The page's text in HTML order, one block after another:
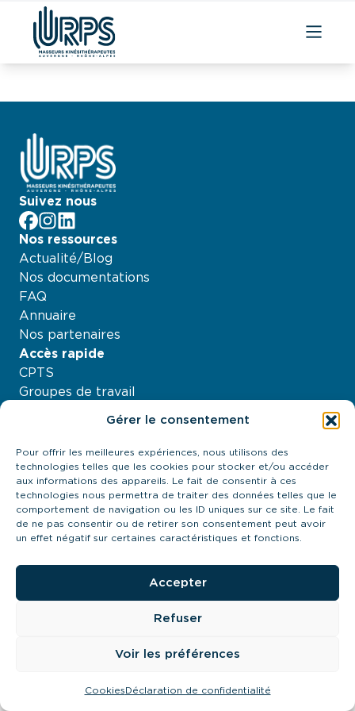
Gérer le consentement
Pour offrir les meilleures expériences, nous utilisons des
technologies telles que les cookies pour stocker et/ou accéder
aux informations des appareils. Le fait de consentir à ces
technologies nous permettra de traiter des données telles que le
comportement de navigation ou les ID uniques sur ce site. Le fait
de ne pas consentir ou de retirer son consentement peut avoir
un effet négatif sur certaines caractéristiques et fonctions.
Accepter
Refuser
Voir les préférences
CookiesDéclaration de confidentialité
Suivez nous
facebook
Instagram
LinkedIn
Nos ressources
Actualité/Blog
Nos documentations
FAQ
Annuaire
Nos partenaires
Accès rapide
CPTS
Groupes de travail
À propos
Contactez-nous
21 quai Antoine Riboud - 69002, Lyon
contact@urps-mk-ara.org
04 27 89 57 85
Politique de confidentialté